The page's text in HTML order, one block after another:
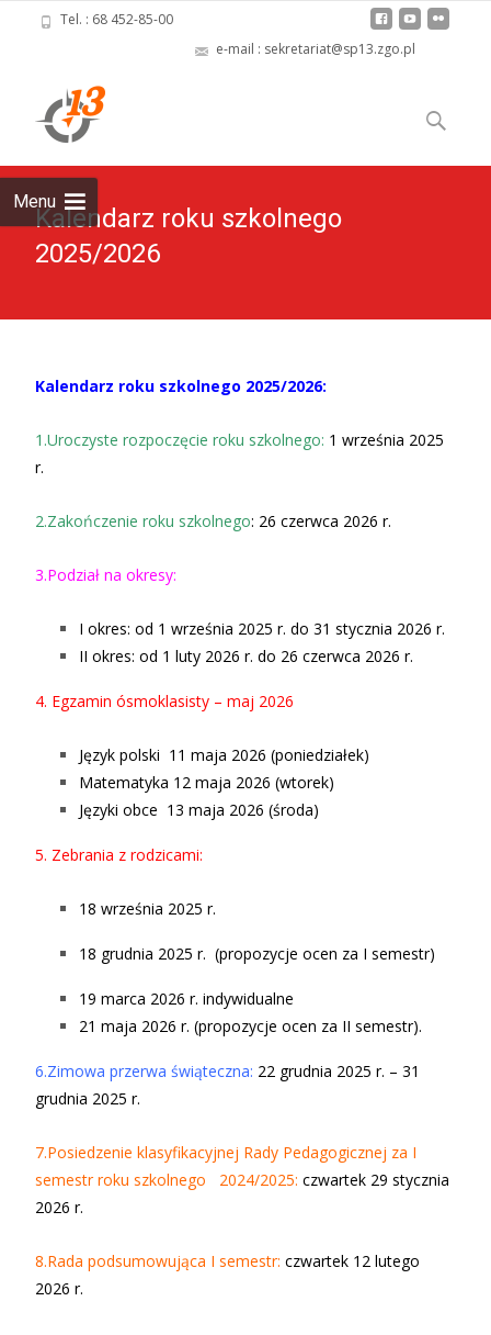
Tel. : 68 452-85-00
e-mail : sekretariat@sp13.zgo.pl
Menu
to
content
Szukaj:
Kalendarz roku szkolnego
2025/2026
Kalendarz roku szkolnego 2025/2026:
1.Uroczyste rozpoczęcie roku szkolnego: 1 września 2025
r.
2.Zakończenie roku szkolnego: 26 czerwca 2026 r.
3.Podział na okresy:
I okres: od 1 września 2025 r. do 31 stycznia 2026 r.
II okres: od 1 luty 2026 r. do 26 czerwca 2026 r.
4. Egzamin ósmoklasisty – maj 2026
Język polski 11 maja 2026 (poniedziałek)
Matematyka 12 maja 2026 (wtorek)
Języki obce 13 maja 2026 (środa)
5. Zebrania z rodzicami:
18 września 2025 r.
18 grudnia 2025 r. (propozycje ocen za I semestr)
19 marca 2026 r. indywidualne
21 maja 2026 r. (propozycje ocen za II semestr).
6.Zimowa przerwa świąteczna: 22 grudnia 2025 r. – 31
grudnia 2025 r.
7.Posiedzenie klasyfikacyjnej Rady Pedagogicznej za I
semestr roku szkolnego 2024/2025: czwartek 29 stycznia
2026 r.
8.Rada podsumowująca I semestr: czwartek 12 lutego
2026 r.